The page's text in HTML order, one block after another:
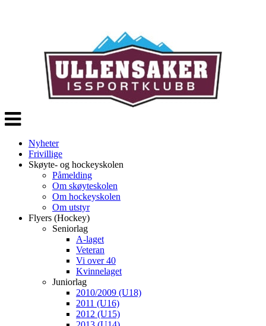
Veksle
navigasjon
Nyheter
Frivillige
Skøyte- og hockeyskolen
Påmelding
Om skøyteskolen
Om hockeyskolen
Om utstyr
Flyers (Hockey)
Seniorlag
A-laget
Veteran
Vi over 40
Kvinnelaget
Juniorlag
2010/2009 (U18)
2011 (U16)
2012 (U15)